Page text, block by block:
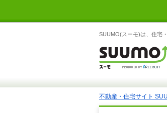
SUUMO(スーモ)は、住宅
不動産・住宅サイト